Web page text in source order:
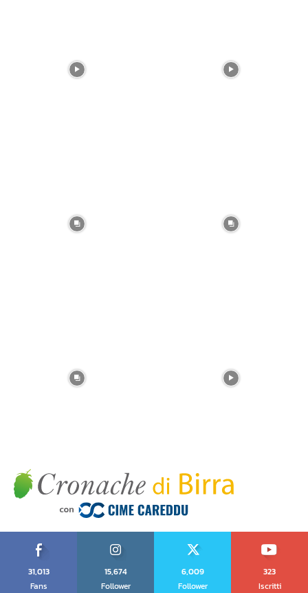
31,013
Fans
15,674
Follower
6,009
Follower
323
Iscritti